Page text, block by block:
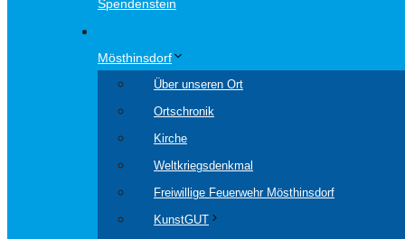
Spendenstein
Mösthinsdorf
Über unseren Ort
Ortschronik
Kirche
Weltkriegsdenkmal
Freiwillige Feuerwehr Mösthinsdorf
KunstGUT